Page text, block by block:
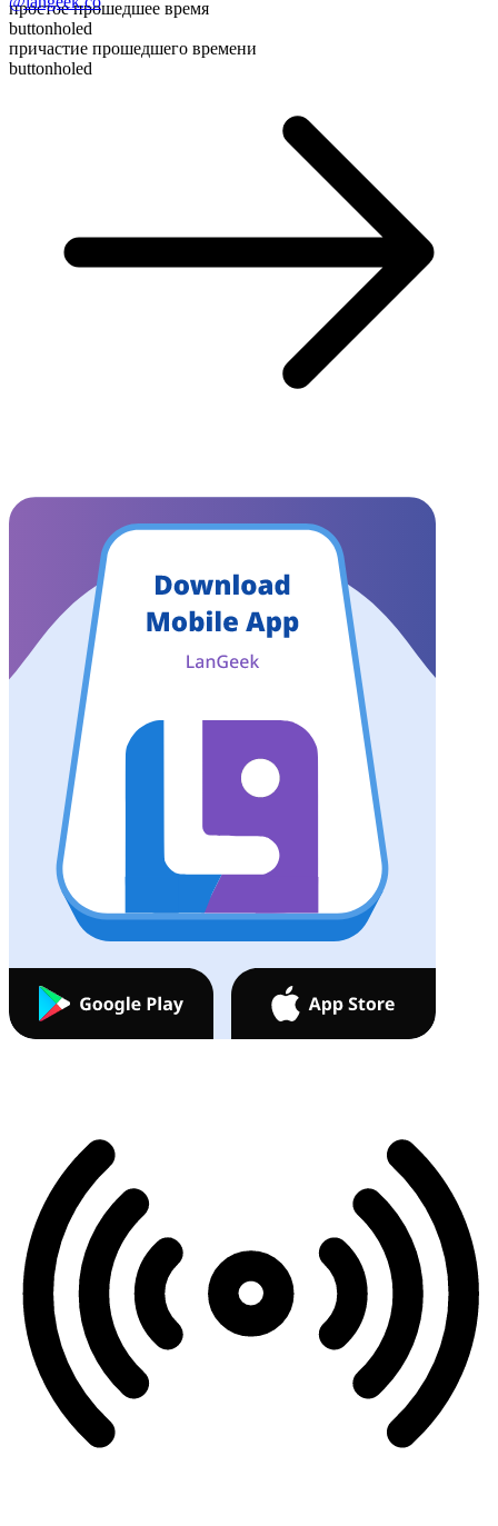
простое прошедшее время
buttonholed
причастие прошедшего времени
buttonholed